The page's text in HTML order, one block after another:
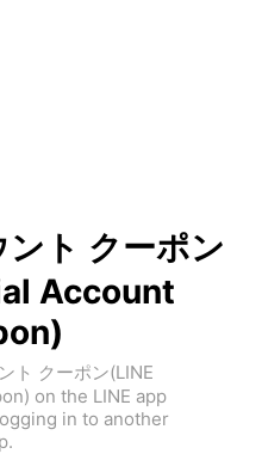
ト クーポン
Account
ト クーポン(LINE
on the LINE app
in to another